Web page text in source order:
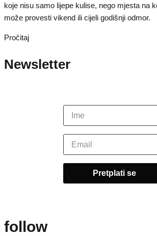
koje nisu samo lijepe kulise, nego mjesta na
može provesti vikend ili cijeli godišnji odmor.
Pročitaj
Newsletter
follow